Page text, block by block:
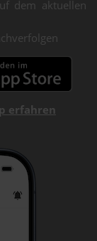
dem aktuellen
erfahren